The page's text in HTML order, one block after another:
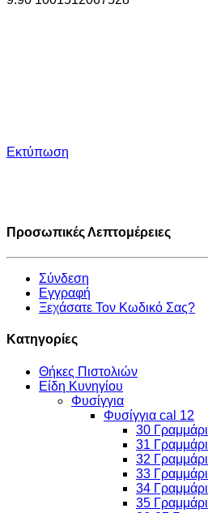
Εκτύπωση
Προσωπικές Λεπτομέρειες
Σύνδεση
Εγγραφή
Ξεχάσατε Τον Κωδικό Σας?
Κατηγορίες
Θήκες Πιστολιών
Είδη Κυνηγίου
Φυσίγγια
Φυσίγγια cal 12
30
31
32
33
34
35